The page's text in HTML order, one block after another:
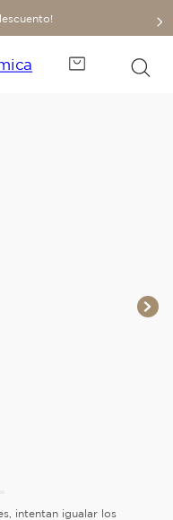
intentan igualar los